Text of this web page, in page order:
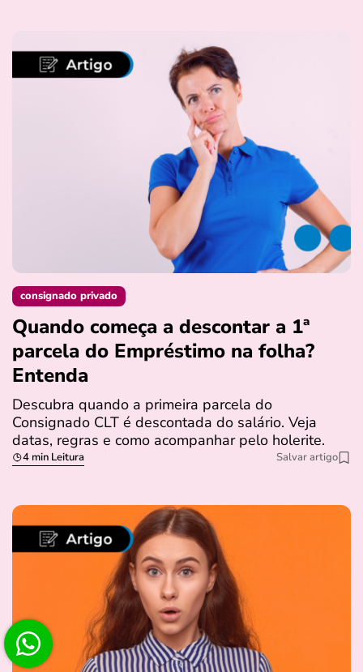
consignado privado
Quando começa a descontar a 1ª
parcela do Empréstimo na folha?
Entenda
Descubra quando a primeira parcela do
Consignado CLT é descontada do salário. Veja
datas, regras e como acompanhar pelo holerite.
4 min Leitura Salvar artigo